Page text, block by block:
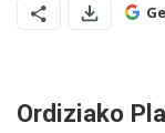
Ordiziako